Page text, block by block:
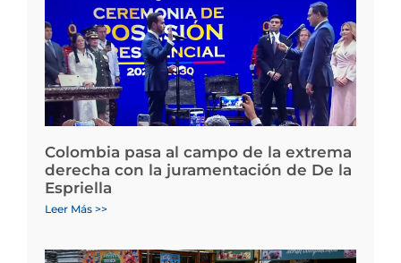
Colombia pasa al campo de la extrema
derecha con la juramentación de De la
Espriella
Leer Más >>